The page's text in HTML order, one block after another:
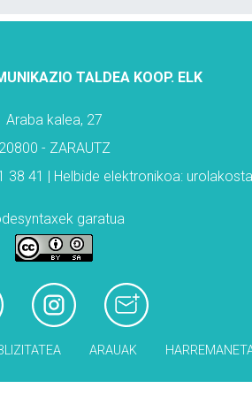
TALDEA KOOP. ELK
Araba kalea, 27
20800 - ZARAUTZ
41 | Helbide elektronikoa:
garatua
ARAUAK